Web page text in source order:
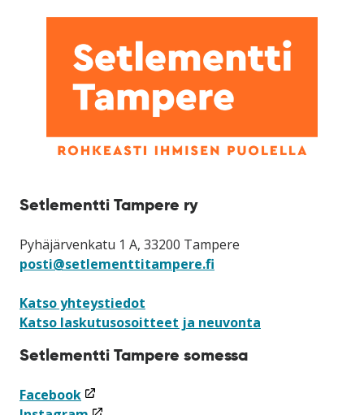
Setlementti Tampere ry
Pyhäjärvenkatu 1 A, 33200 Tampere
posti@setlementtitampere.fi
Katso yhteystiedot
Katso laskutusosoitteet ja neuvonta
Setlementti Tampere somessa
Facebook(linkki